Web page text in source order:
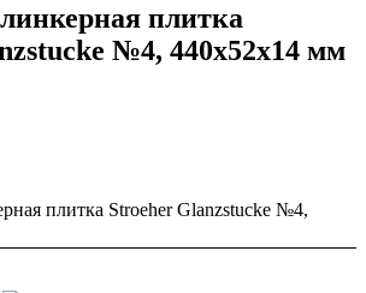
плитка
№4, 440х52х14 мм
плитка Stroeher Glanzstucke №4,